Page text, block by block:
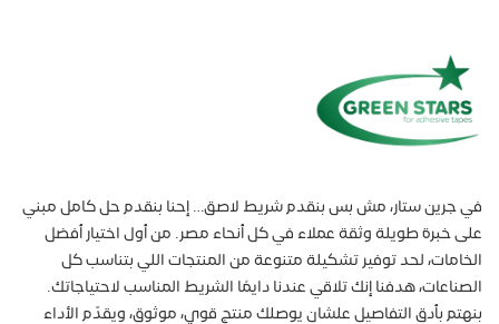
في جرين ستار، مش بس بنقدم شريط لاصق… إحنا بنقدم حل كامل مبني
على خبرة طويلة وثقة عملاء في كل أنحاء مصر. من أول اختيار أفضل
الخامات، لحد توفير تشكيلة متنوعة من المنتجات اللي بتناسب كل
الصناعات، هدفنا إنك تلاقي عندنا دايمًا الشريط المناسب لاحتياجاتك.
بنهتم بأدق التفاصيل علشان يوصلك منتج قوي، موثوق، ويقدّم الأداء